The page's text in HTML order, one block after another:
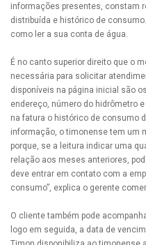
informações presentes, constam
distribuída e histórico de
como ler a sua conta de água.
É no canto superior direito que o
necessária para solicitar
disponíveis na página inicial são
endereço, número do hidrômetro
na fatura o histórico de consumo
informação, o timonense tem um
porque, se a leitura indicar uma
relação aos meses anteriores,
deve entrar em contato com a
consumo”, explica o gerente
O cliente também pode
logo em seguida, a data de